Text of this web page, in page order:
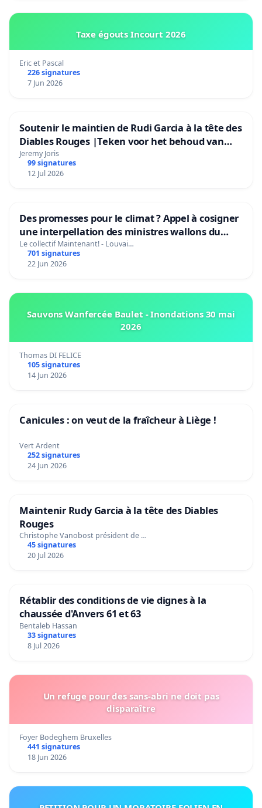
Taxe égouts Incourt 2026
Eric et Pascal
226 signatures
7 Jun 2026
Soutenir le maintien de Rudi Garcia à la tête des
Diables Rouges |Teken voor het behoud van
Rudi Garcia als bondscoach
Jeremy Joris
99 signatures
12 Jul 2026
Des promesses pour le climat ? Appel à cosigner
une interpellation des ministres wallons du
climat et de l’environnement.
Le collectif Maintenant! - Louvai…
701 signatures
22 Jun 2026
Sauvons Wanfercée Baulet - Inondations 30 mai
2026
Thomas DI FELICE
105 signatures
14 Jun 2026
Canicules : on veut de la fraîcheur à Liège !
Vert Ardent
252 signatures
24 Jun 2026
Maintenir Rudy Garcia à la tête des Diables
Rouges
Christophe Vanobost président de …
45 signatures
20 Jul 2026
Rétablir des conditions de vie dignes à la
chaussée d'Anvers 61 et 63
Bentaleb Hassan
33 signatures
8 Jul 2026
Un refuge pour des sans-abri ne doit pas
disparaître
Foyer Bodeghem Bruxelles
441 signatures
18 Jun 2026